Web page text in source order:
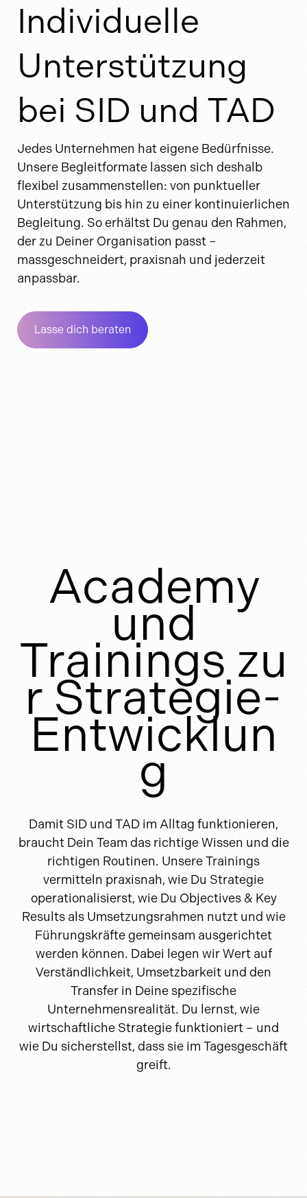
Individuelle
Unterstützung
bei SID und TAD
Jedes Unternehmen hat eigene Bedürfnisse.
Unsere Begleitformate lassen sich deshalb
flexibel zusammenstellen: von punktueller
Unterstützung bis hin zu einer kontinuierlichen
Begleitung. So erhältst Du genau den Rahmen,
der zu Deiner Organisation passt –
massgeschneidert, praxisnah und jederzeit
anpassbar.
Lasse dich beraten
Academy
und
Trainings zu
r Strategie-
Entwicklun
g
Damit SID und TAD im Alltag funktionieren,
braucht Dein Team das richtige Wissen und die
richtigen Routinen. Unsere Trainings
vermitteln praxisnah, wie Du Strategie
operationalisierst, wie Du Objectives & Key
Results als Umsetzungsrahmen nutzt und wie
Führungskräfte gemeinsam ausgerichtet
werden können. Dabei legen wir Wert auf
Verständlichkeit, Umsetzbarkeit und den
Transfer in Deine spezifische
Unternehmensrealität. Du lernst, wie
wirtschaftliche Strategie funktioniert – und
wie Du sicherstellst, dass sie im Tagesgeschäft
greift.